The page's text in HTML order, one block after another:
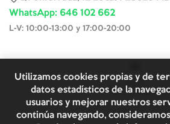
WhatsApp: 646 102 662
L-V: 10:00-13:00 y 17:00-20:00
Utilizamos cookies propias y de
datos estadísticos de la
usuarios y mejorar nuestros
continúa navegando,